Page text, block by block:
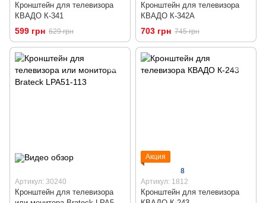
Кронштейн для телевизора
КВАДО К-341
599 грн 629 грн
Кронштейн для телевизора
КВАДО К-342А
703 грн 745 грн
Артикул: 30240
Кронштейн для телевизора
Акция
8
Артикул: 1812
Кронштейн для телевизора